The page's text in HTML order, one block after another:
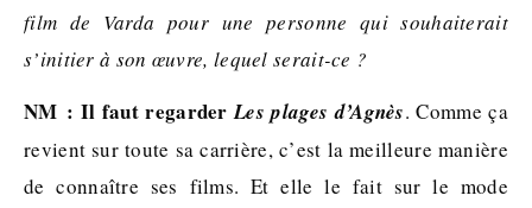
film de Varda pour une personne qui souhaiterait
s’initier à son œuvre, lequel serait-ce ?
NM : Il faut regarderLes plages d’Agnès. Comme ça
revient sur toute sa carrière, c’est la meilleure manière
de connaître ses films. Et elle le fait sur le mode